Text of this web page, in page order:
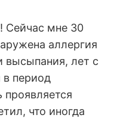
Сейчас мне 30
аллергия
лет с
в период
проявляется
что иногда